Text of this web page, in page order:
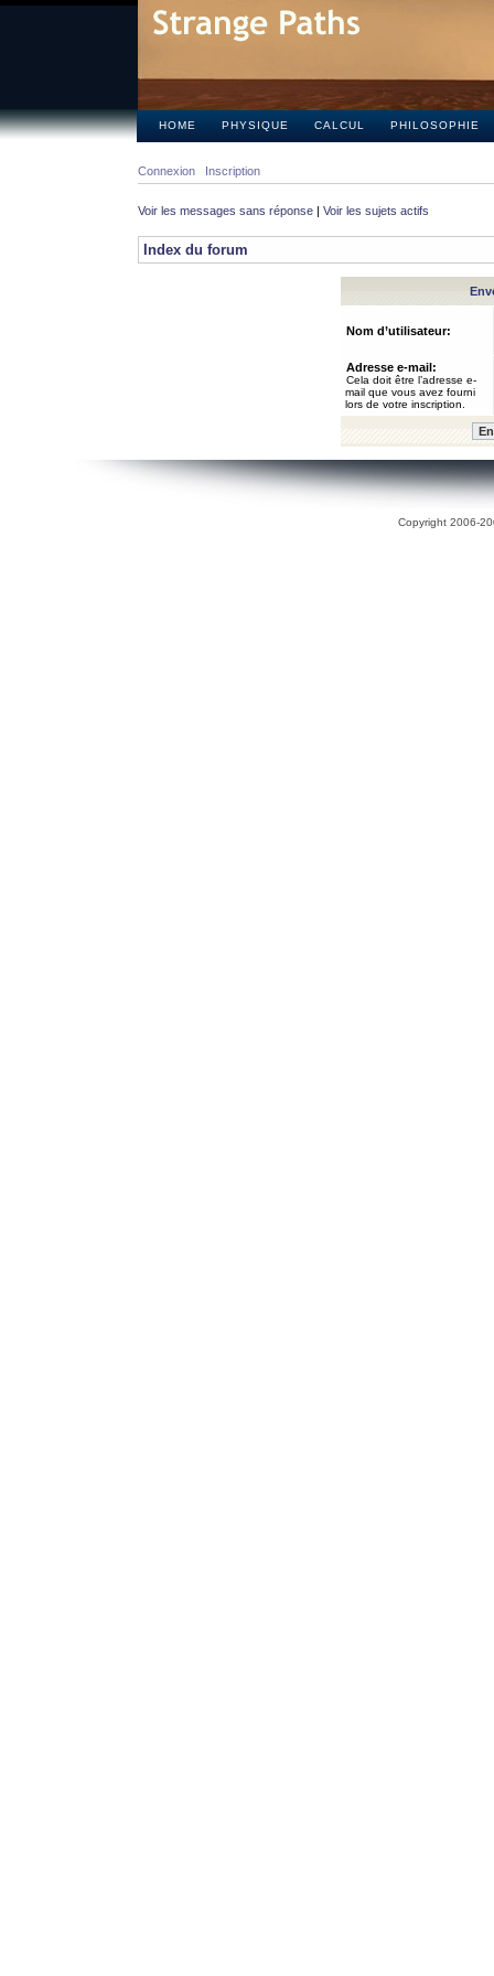
HOME PHYSIQUE CALCUL PHILOSOPHIE
Connexion Inscription
Voir les messages sans réponse | Voir les sujets actifs
Index du forum
Nom d’utilisateur:
Adresse e-mail:
Cela doit être l’adresse e-
mail que vous avez fourni
lors de votre inscription.
Copyright 2006-